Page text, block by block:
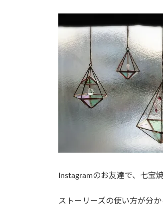
Instagramのお友達で、七宝
ストーリーズの使い方が分